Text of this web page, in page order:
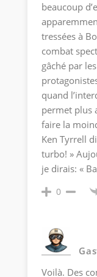
beaucoup
tressées à
combat
gâché par
quand
permet plus
faire la
Ken Tyrrell
turbo! »
je dirais: «
0
Voilà. Des